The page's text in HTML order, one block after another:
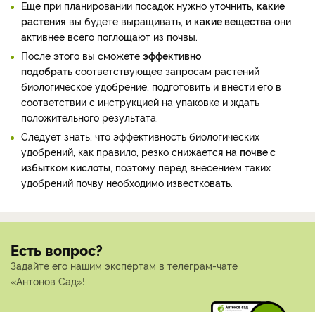
Еще при планировании посадок нужно уточнить, какие
растения вы будете выращивать, и какие вещества они
активнее всего поглощают из почвы.
После этого вы сможете эффективно
подобрать соответствующее запросам растений
биологическое удобрение, подготовить и внести его в
соответствии с инструкцией на упаковке и ждать
положительного результата.
Следует знать, что эффективность биологических
удобрений, как правило, резко снижается на почве с
избытком кислоты, поэтому перед внесением таких
удобрений почву необходимо известковать.
Есть вопрос?
Задайте его нашим экспертам в телеграм-чате
«Антонов Сад»!